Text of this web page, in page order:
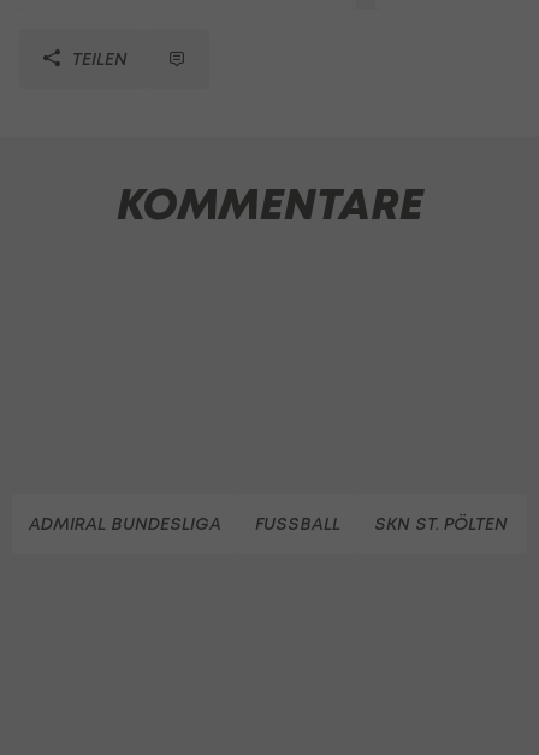
TEILEN
KOMMENTARE
ADMIRAL BUNDESLIGA FUSSBALL SKN ST. PÖLTEN